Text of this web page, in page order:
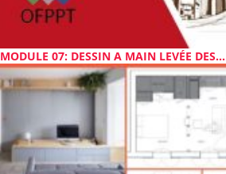
MODULE 07: DESSIN A MAIN LEVÉE DES...